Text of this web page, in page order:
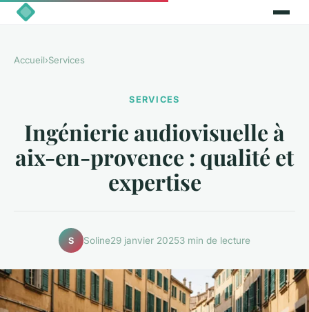
Accueil›Services
SERVICES
Ingénierie audiovisuelle à
aix-en-provence : qualité et
expertise
S Soline29 janvier 20253 min de lecture